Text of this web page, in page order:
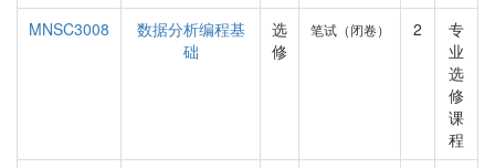
MNSC3008
数据分析编程基
础
选
修
笔试（闭卷） 2
专
业
选
修
课
程